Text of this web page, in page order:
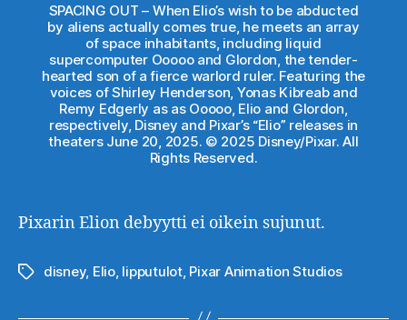
SPACING OUT – When Elio’s wish to be abducted
by aliens actually comes true, he meets an array
of space inhabitants, including liquid
supercomputer Ooooo and Glordon, the tender-
hearted son of a fierce warlord ruler. Featuring the
voices of Shirley Henderson, Yonas Kibreab and
Remy Edgerly as as Ooooo, Elio and Glordon,
respectively, Disney and Pixar’s “Elio” releases in
theaters June 20, 2025. © 2025 Disney/Pixar. All
Rights Reserved.
Pixarin Elion debyytti ei oikein sujunut.
Avainsanat
disney, Elio, lipputulot, Pixar Animation Studios